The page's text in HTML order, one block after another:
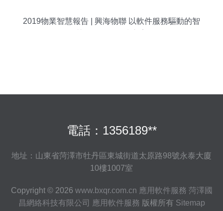
2019物業智慧報告 | 興海物聯 以軟件服務驅動的智
電話：1356189**
地址：山東省菏澤市牡丹區東城街道太原路98號永泰大廈
10樓1007室
Copyright © 2026 www.bxqr.com.cn 應用軟件服務 菏澤國
昌網絡科技有限公司
應用軟件服務 版權所有 Sitemap